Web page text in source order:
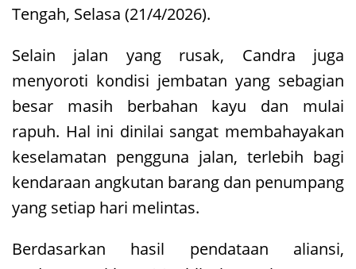
Tengah, Selasa (21/4/2026).
Selain jalan yang rusak, Candra juga
menyoroti kondisi jembatan yang sebagian
besar masih berbahan kayu dan mulai
rapuh. Hal ini dinilai sangat membahayakan
keselamatan pengguna jalan, terlebih bagi
kendaraan angkutan barang dan penumpang
yang setiap hari melintas.
Berdasarkan hasil pendataan aliansi,